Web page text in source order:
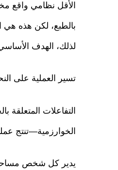
الأقل نظامي واقع
بالطبع، لكن هذه هي
لذلك، الهدف
تسير العملية على
التفاعلات المتعلقة
الخوارزمية—تنتج
يدير كل شخص